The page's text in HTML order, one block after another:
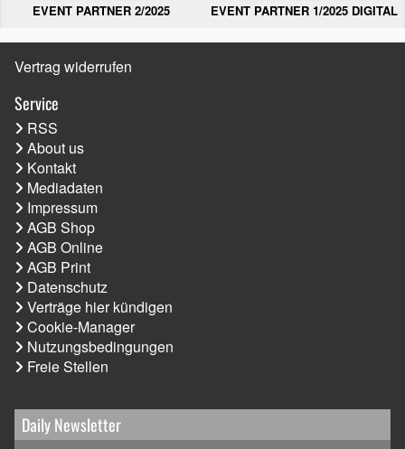
EVENT PARTNER 2/2025 EVENT PARTNER 1/2025 DIGITAL
Vertrag widerrufen
Service
RSS
About us
Kontakt
Mediadaten
Impressum
AGB Shop
AGB Online
AGB Print
Datenschutz
Verträge hier kündigen
Cookie-Manager
Nutzungsbedingungen
Freie Stellen
Daily Newsletter